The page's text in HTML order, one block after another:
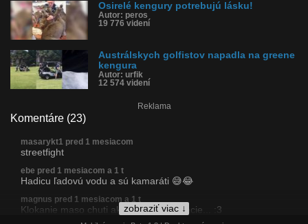
Osirelé kengury potrebujú lásku!
Autor: peros
19 776 videní
Austrálskych golfistov napadla na greene
kengura
Autor: urfik
12 574 videní
Reklama
Komentáre (23)
zobraziť viac ↓
masarykt1 pred 1 mesiacom
streetfight
ebe pred 1 mesiacom a 1 t
Hadicu ľadovú vodu a sú kamaráti 😅😂
magnus pred 1 mesiacom a 1 t
Klokanie maso chuti ako horkejsie kuracie... :3